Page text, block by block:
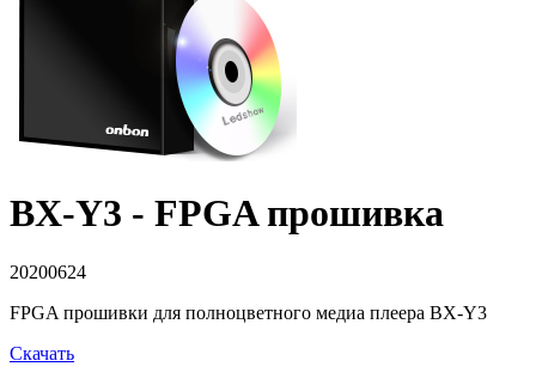
BX-Y3 - FPGA прошивка
20200624
FPGA прошивки для полноцветного медиа плеера BX-Y3
Скачать